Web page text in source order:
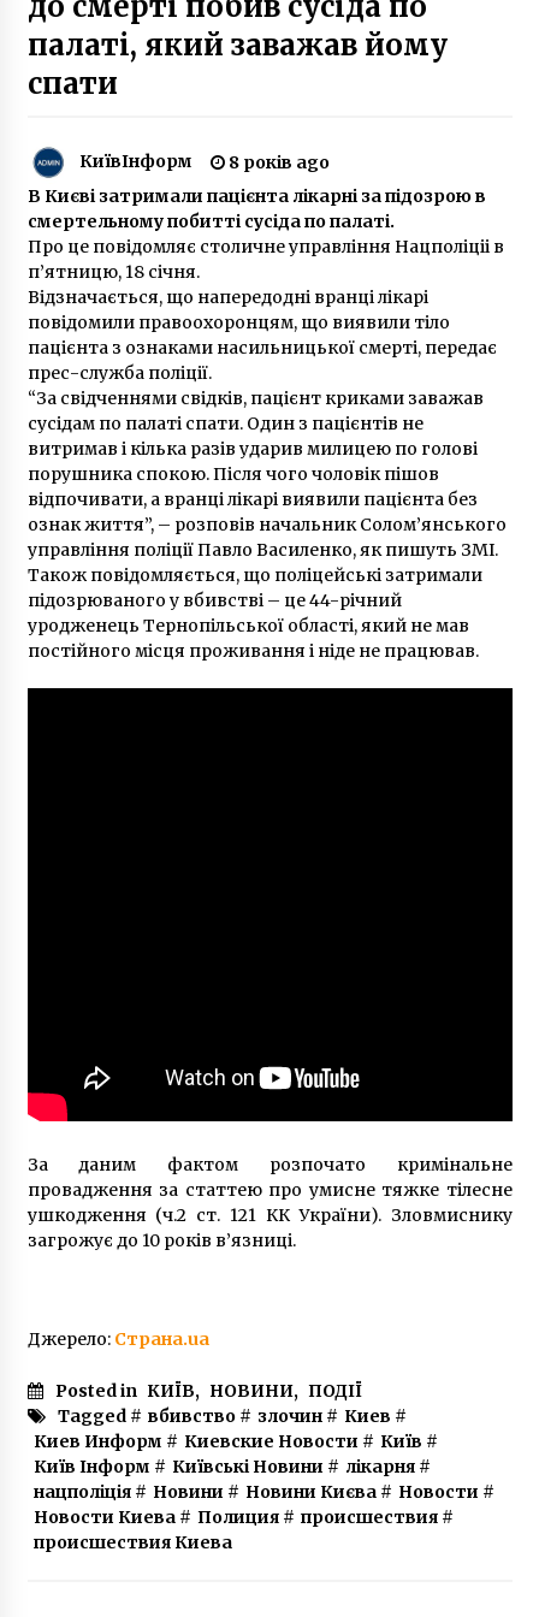
5 років ago
На столичній Борщагівці спаклюжили
Поліцейські затримали іноземця, який вбив
киянина на Майдані Незалежності
6 років ago
Забудовник програв суд щодо продовження
будівництва в Протасовому яру
6 років ago
Цифрову систему для обліку
військовослужбовців “Імпульс” розгорнуть у
ДШВ
10 місяців ago
Караїмська кенасса – єдина будівля в Києві в
мавританському стилі
8 років ago
палаті, який заважав йому
спати
КиївІнформ
8 років ago
В Києві затримали пацієнта лікарні за підозрою в
смертельному побитті сусіда по палаті.
Про це повідомляє столичне управління Нацполіціі в
п’ятницю, 18 січня.
Відзначається, що напередодні вранці лікарі
повідомили правоохоронцям, що виявили тіло
пацієнта з ознаками насильницької смерті, передає
прес-служба поліції.
“За свідченнями свідків, пацієнт криками заважав
сусідам по палаті спати. Один з пацієнтів не
витримав і кілька разів ударив милицею по голові
порушника спокою. Після чого чоловік пішов
відпочивати, а вранці лікарі виявили пацієнта без
ознак життя”, – розповів начальник Солом’янського
управління поліції Павло Василенко, як пишуть ЗМІ.
Також повідомляється, що поліцейські затримали
підозрюваного у вбивстві – це 44-річний
уродженець Тернопільської області, який не мав
постійного місця проживання і ніде не працював.
За даним фактом розпочато кримінальне
провадження за статтею про умисне тяжке тілесне
ушкодження (ч.2 ст. 121 КК України). Зловмиснику
загрожує до 10 років в’язниці.
Джерело: Страна.ua
Posted in КИЇВ, НОВИНИ, ПОДІЇ
Tagged # вбивство# злочин# Киев #
Киев Информ # Киевские Новости # Київ #
Київ Інформ # Київські Новини # лікарня#
нацполіція# Новини # Новини Києва# Новости #
Новости Киева# Полиция# происшествия#
происшествия Киева